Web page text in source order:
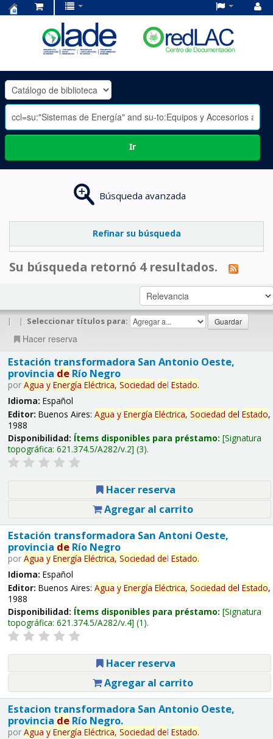
OLADE
-
Ir
Búsqueda avanzada
Refinar su búsqueda
Su búsqueda retornó 4 resultados.
| | Seleccionar títulos para:
Hacer reserva
Estación transformadora San Antonio Oeste,
provincia deRío Negro
por Agua y Energía Eléctrica, Sociedad del Estado.
Idioma: Español
Editor: Buenos Aires: Agua y Energía Eléctrica, Sociedad del Estado,
1988
Disponibilidad: Ítems disponibles para préstamo: Signatura
topográfica: 621.374.5/A282/v.2 (3).
Hacer reserva
Agregar al carrito
Estación transformadora San Antoni Oeste,
provincia deRío Negro
por Agua y Energía Eléctrica, Sociedad del Estado.
Idioma: Español
Editor: Buenos Aires: Agua y Energía Eléctrica, Sociedad del Estado,
1988
Disponibilidad: Ítems disponibles para préstamo: Signatura
topográfica: 621.374.5/A282/v.4 (1).
Hacer reserva
Agregar al carrito
Estacion transformadora San Antonio Oeste,
provincia deRío Negro.
por Agua y Energía Eléctrica, Sociedad del Estado.